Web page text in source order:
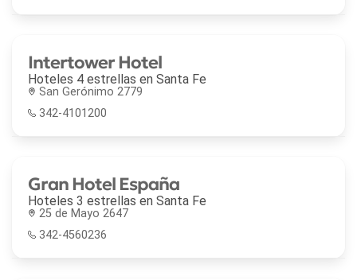
Intertower Hotel
Hoteles 4 estrellas en Santa Fe
San Gerónimo 2779
342-4101200
Gran Hotel España
Hoteles 3 estrellas en Santa Fe
25 de Mayo 2647
342-4560236